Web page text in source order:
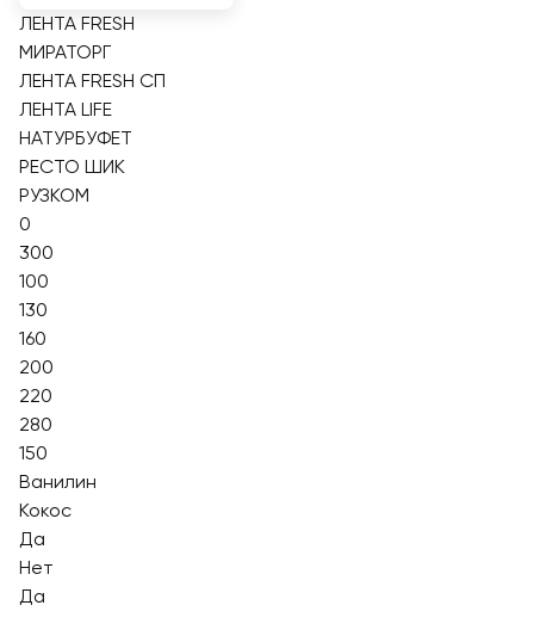
ЛЕНТА FRESH
МИРАТОРГ
ЛЕНТА FRESH СП
ЛЕНТА LIFE
НАТУРБУФЕТ
РЕСТО ШИК
РУЗКОМ
0
300
100
130
160
200
220
280
150
Ванилин
Кокос
Да
Нет
Да